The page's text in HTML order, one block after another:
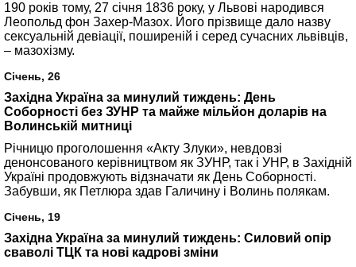
190 років тому, 27 січня 1836 року, у Львові народився
Леопольд фон Захер-Мазох. Його прізвище дало назву
сексуальній девіації, поширеній і серед сучасних львівців,
– мазохізму.
Січень, 26
Західна Україна за минулий тиждень: День
Соборності без ЗУНР та майже мільйон доларів на
Волинській митниці
Річницю проголошення «Акту Злуки», невдовзі
денонсованого керівництвом як ЗУНР, так і УНР, в Західній
Україні продовжують відзначати як День Соборності.
Забувши, як Петлюра здав Галичину і Волинь полякам.
Січень, 19
Західна Україна за минулий тиждень: Силовий опір
сваволі ТЦК та нові кадрові зміни